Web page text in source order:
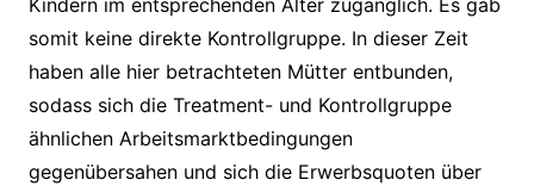
Kindern im entsprechenden Alter zugänglich. Es gab
somit keine direkte Kontrollgruppe. In dieser Zeit
haben alle hier betrachteten Mütter entbunden,
sodass sich die Treatment- und Kontrollgruppe
ähnlichen Arbeitsmarktbedingungen
gegenübersahen und sich die Erwerbsquoten über